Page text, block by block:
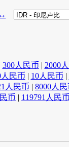
↔
300人民币 | 2000
人民币 | 10人民币 |
人民币 | 8000人民
币 | 119791人民币